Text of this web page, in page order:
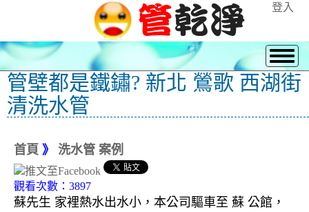
登入
管壁都是鐵鏽? 新北 鶯歌 西湖街
清洗水管
首頁 》 洗水管 案例
觀看次數：3897
蘇先生 家裡熱水出水小，本公司驅車至 蘇 公館，